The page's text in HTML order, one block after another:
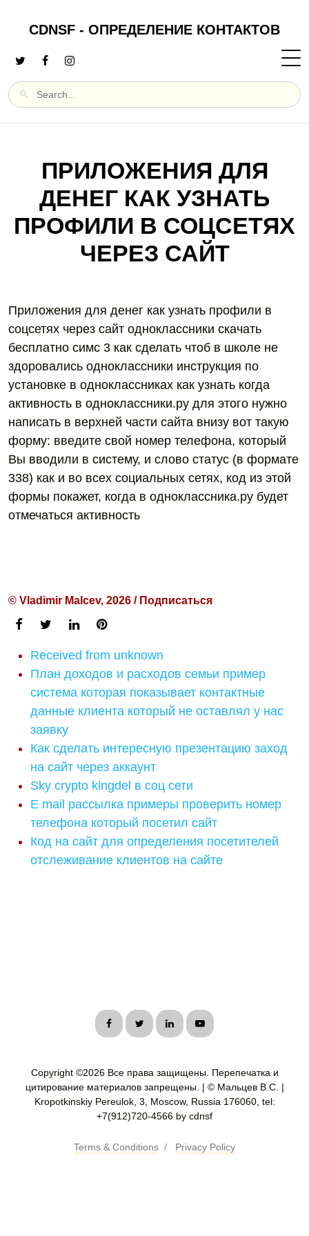
CDNSF - ОПРЕДЕЛЕНИЕ КОНТАКТОВ
ПРИЛОЖЕНИЯ ДЛЯ
ДЕНЕГ КАК УЗНАТЬ
ПРОФИЛИ В СОЦСЕТЯХ
ЧЕРЕЗ САЙТ
Приложения для денег как узнать профили в
соцсетях через сайт одноклассники скачать
бесплатно симс 3 как сделать чтоб в школе не
здоровались одноклассники инструкция по
установке в одноклассниках как узнать когда
активность в одноклассники.ру для этого нужно
написать в верхней части сайта внизу вот такую
форму: введите свой номер телефона, который
Вы вводили в систему, и слово статус (в формате
338) как и во всех социальных сетях, код из этой
формы покажет, когда в одноклассника.ру будет
отмечаться активность
© Vladimir Malcev, 2026 / Подписаться
Received from unknown
План доходов и расходов семьи пример
система которая показывает контактные
данные клиента который не оставлял у нас
заявку
Как сделать интересную презентацию заход
на сайт через аккаунт
Sky crypto kingdel в соц сети
E mail рассылка примеры проверить номер
телефона который посетил сайт
Код на сайт для определения посетителей
отслеживание клиентов на сайте
Copyright ©2026 Все права защищены. Перепечатка и
цитирование материалов запрещены. | © Мальцев В.С. |
Kropotkinskiy Pereulok, 3, Moscow, Russia 176060, tel:
+7(912)720-4566 by cdnsf
Terms & Conditions / Privacy Policy